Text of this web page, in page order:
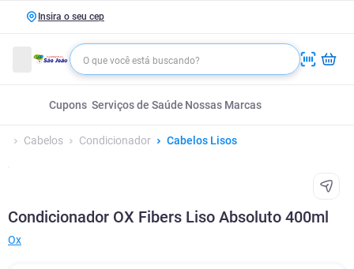
Insira o seu cep
Cupons Serviços de Saúde Nossas Marcas
Cabelos Condicionador Cabelos Lisos
Condicionador OX Fibers Liso Absoluto 400ml
Ox